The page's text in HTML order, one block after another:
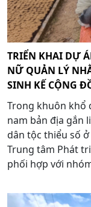
TRIỂN KHAI DỰ
NỮ QUẢN LÝ
SINH KẾ CỘNG
Trong khuôn khổ
nam bản địa gắn
dân tộc thiểu số
Trung tâm Phát
phối hợp với